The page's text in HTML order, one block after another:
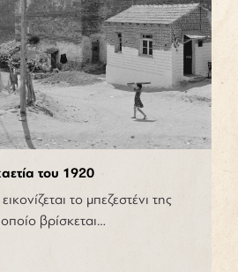
του 1920
το μπεζεστένι της
βρίσκεται…